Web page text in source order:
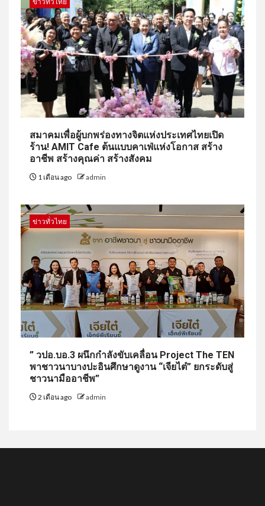
สมาคมเพื่อผู้บกพร่องทางจิตแห่งประเทศไทยเปิด
ร้าน! AMIT Cafe ต้นแบบคาเฟ่แห่งโอกาส สร้าง
อาชีพ สร้างคุณค่า สร้างสังคม
1 เดือน ago admin
ข่าวทั่วไทย
” วปอ.บอ.3 ผนึกกำลังขับเคลื่อน Project The TEN
พาชาวนาบางปะอินศึกษาดูงาน “เจียไต๋” ยกระดับสู่
ชาวนามืออาชีพ”
2 เดือน ago admin